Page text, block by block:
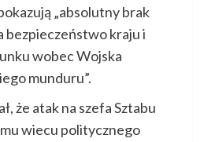
„absolutny brak
bezpieczeństwo kraju i
wobec Wojska
munduru”.
że atak na szefa Sztabu
wiecu politycznego